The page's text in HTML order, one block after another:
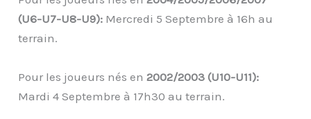
(U6-U7-U8-U9): Mercredi 5 Septembre à 16h au
terrain.
Pour les joueurs nés en2002/2003 (U10-U11):
Mardi 4 Septembre à 17h30 au terrain.